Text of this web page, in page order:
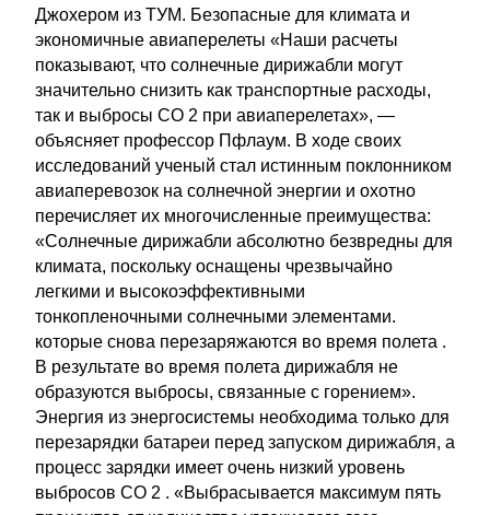
Джохером из ТУМ. Безопасные для климата и
экономичные авиаперелеты «Наши расчеты
показывают, что солнечные дирижабли могут
значительно снизить как транспортные расходы,
так и выбросы CO 2 при авиаперелетах», —
объясняет профессор Пфлаум. В ходе своих
исследований ученый стал истинным поклонником
авиаперевозок на солнечной энергии и охотно
перечисляет их многочисленные преимущества:
«Солнечные дирижабли абсолютно безвредны для
климата, поскольку оснащены чрезвычайно
легкими и высокоэффективными
тонкопленочными солнечными элементами.
которые снова перезаряжаются во время полета .
В результате во время полета дирижабля не
образуются выбросы, связанные с горением».
Энергия из энергосистемы необходима только для
перезарядки батареи перед запуском дирижабля, а
процесс зарядки имеет очень низкий уровень
выбросов CO 2 . «Выбрасывается максимум пять